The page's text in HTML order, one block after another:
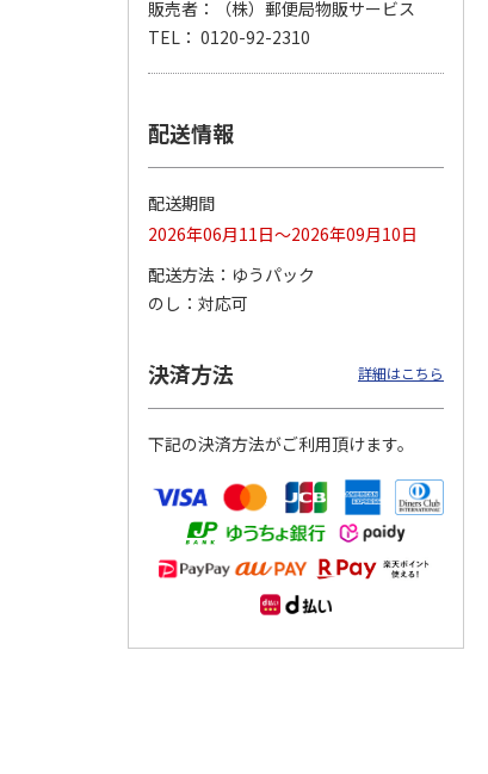
【グリーティング切
円…
4.8（11）
5,500円
4.6（7）
11,000円
販売者：（株）郵便局物販サービス
TEL： 0120-92-2310
配送情報
配送期間
2026年06月11日～2026年09月10日
配送方法
ゆうパック
のし
対応可
決済方法 詳細はこちら
下記の決済方法がご利用頂けます。